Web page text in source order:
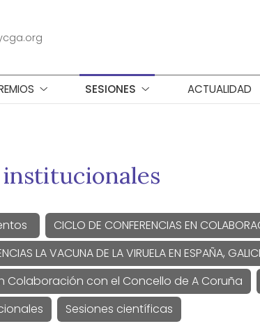
SESIONES ACTUALIDAD
institucionales
CICLO DE CONFERENCIAS EN
LA VACUNA DE LA VIRUELA EN ESPAÑA,
Colaboración con el Concello de A Coruña
Sesiones científicas